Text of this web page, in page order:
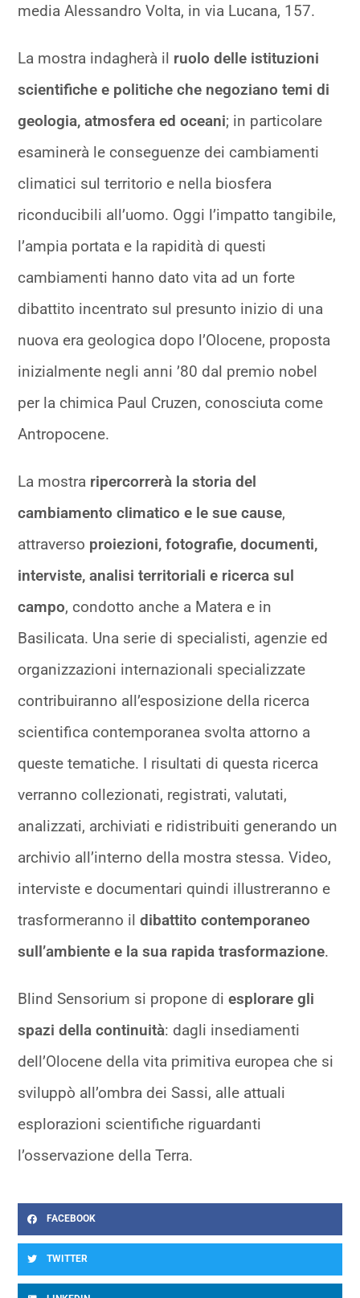
media Alessandro Volta, in via Lucana, 157.
La mostra indagherà il ruolo delle istituzioni
scientifiche e politiche che negoziano temi di
geologia, atmosfera ed oceani; in particolare
esaminerà le conseguenze dei cambiamenti
climatici sul territorio e nella biosfera
riconducibili all’uomo. Oggi l’impatto tangibile,
l’ampia portata e la rapidità di questi
cambiamenti hanno dato vita ad un forte
dibattito incentrato sul presunto inizio di una
nuova era geologica dopo l’Olocene, proposta
inizialmente negli anni ’80 dal premio nobel
per la chimica Paul Cruzen, conosciuta come
Antropocene.
La mostra ripercorrerà la storia del
cambiamento climatico e le sue cause,
attraverso proiezioni, fotografie, documenti,
interviste, analisi territoriali e ricerca sul
campo, condotto anche a Matera e in
Basilicata. Una serie di specialisti, agenzie ed
organizzazioni internazionali specializzate
contribuiranno all’esposizione della ricerca
scientifica contemporanea svolta attorno a
queste tematiche. I risultati di questa ricerca
verranno collezionati, registrati, valutati,
analizzati, archiviati e ridistribuiti generando un
archivio all’interno della mostra stessa. Video,
interviste e documentari quindi illustreranno e
trasformeranno ildibattito contemporaneo
sull’ambiente e la sua rapida trasformazione.
Blind Sensorium si propone diesplorare gli
spazi della continuità: dagli insediamenti
dell’Olocene della vita primitiva europea che si
sviluppò all’ombra dei Sassi, alle attuali
esplorazioni scientifiche riguardanti
l’osservazione della Terra.
FACEBOOK
TWITTER